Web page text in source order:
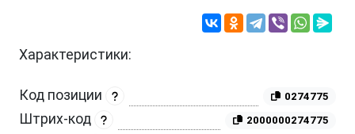
Характеристики:
Код позиции 0274775
Штрих-код 2000000274775